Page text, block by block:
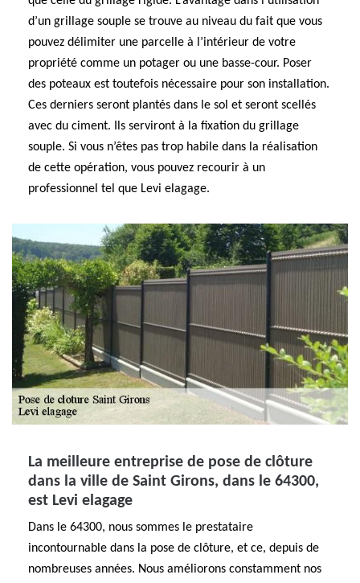
d’un grillage souple se trouve au niveau du fait que vous
pouvez délimiter une parcelle à l’intérieur de votre
propriété comme un potager ou une basse-cour. Poser
des poteaux est toutefois nécessaire pour son installation.
Ces derniers seront plantés dans le sol et seront scellés
avec du ciment. Ils serviront à la fixation du grillage
souple. Si vous n’êtes pas trop habile dans la réalisation
de cette opération, vous pouvez recourir à un
professionnel tel que Levi elagage.
La meilleure entreprise de pose de clôture
dans la ville de Saint Girons, dans le 64300,
est Levi elagage
Dans le 64300, nous sommes le prestataire
incontournable dans la pose de clôture, et ce, depuis de
nombreuses années. Nous améliorons constamment nos